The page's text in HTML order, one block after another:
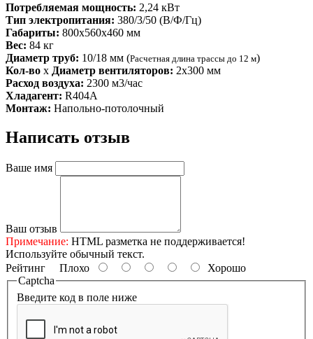
Потребляемая мощность: 2,24 кВт
Тип электропитания: 380/3/50 (В/Ф/Гц)
Габариты: 800x560x460 мм
Вес: 84 кг
Диаметр труб: 10/18 мм (Расчетная длина трассы до 12 м)
Кол-во x Диаметр вентиляторов: 2х300 мм
Расход воздуха: 2300 м3/час
Хладагент: R404A
Монтаж: Напольно-потолочный
Написать отзыв
Ваше имя
Ваш отзыв
Примечание: HTML разметка не поддерживается!
Используйте обычный текст.
Рейтинг Плохо
Хорошо
Captcha
Введите код в поле ниже